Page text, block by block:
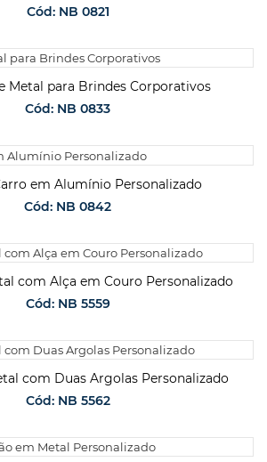
Cód: NB 0821
ORÇAMENTO
Metal para Brindes Corporativos
Cód: NB 0833
ORÇAMENTO
em Alumínio Personalizado
Cód: NB 0842
ORÇAMENTO
com Alça em Couro Personalizado
Cód: NB 5559
ORÇAMENTO
com Duas Argolas Personalizado
Cód: NB 5562
ORÇAMENTO